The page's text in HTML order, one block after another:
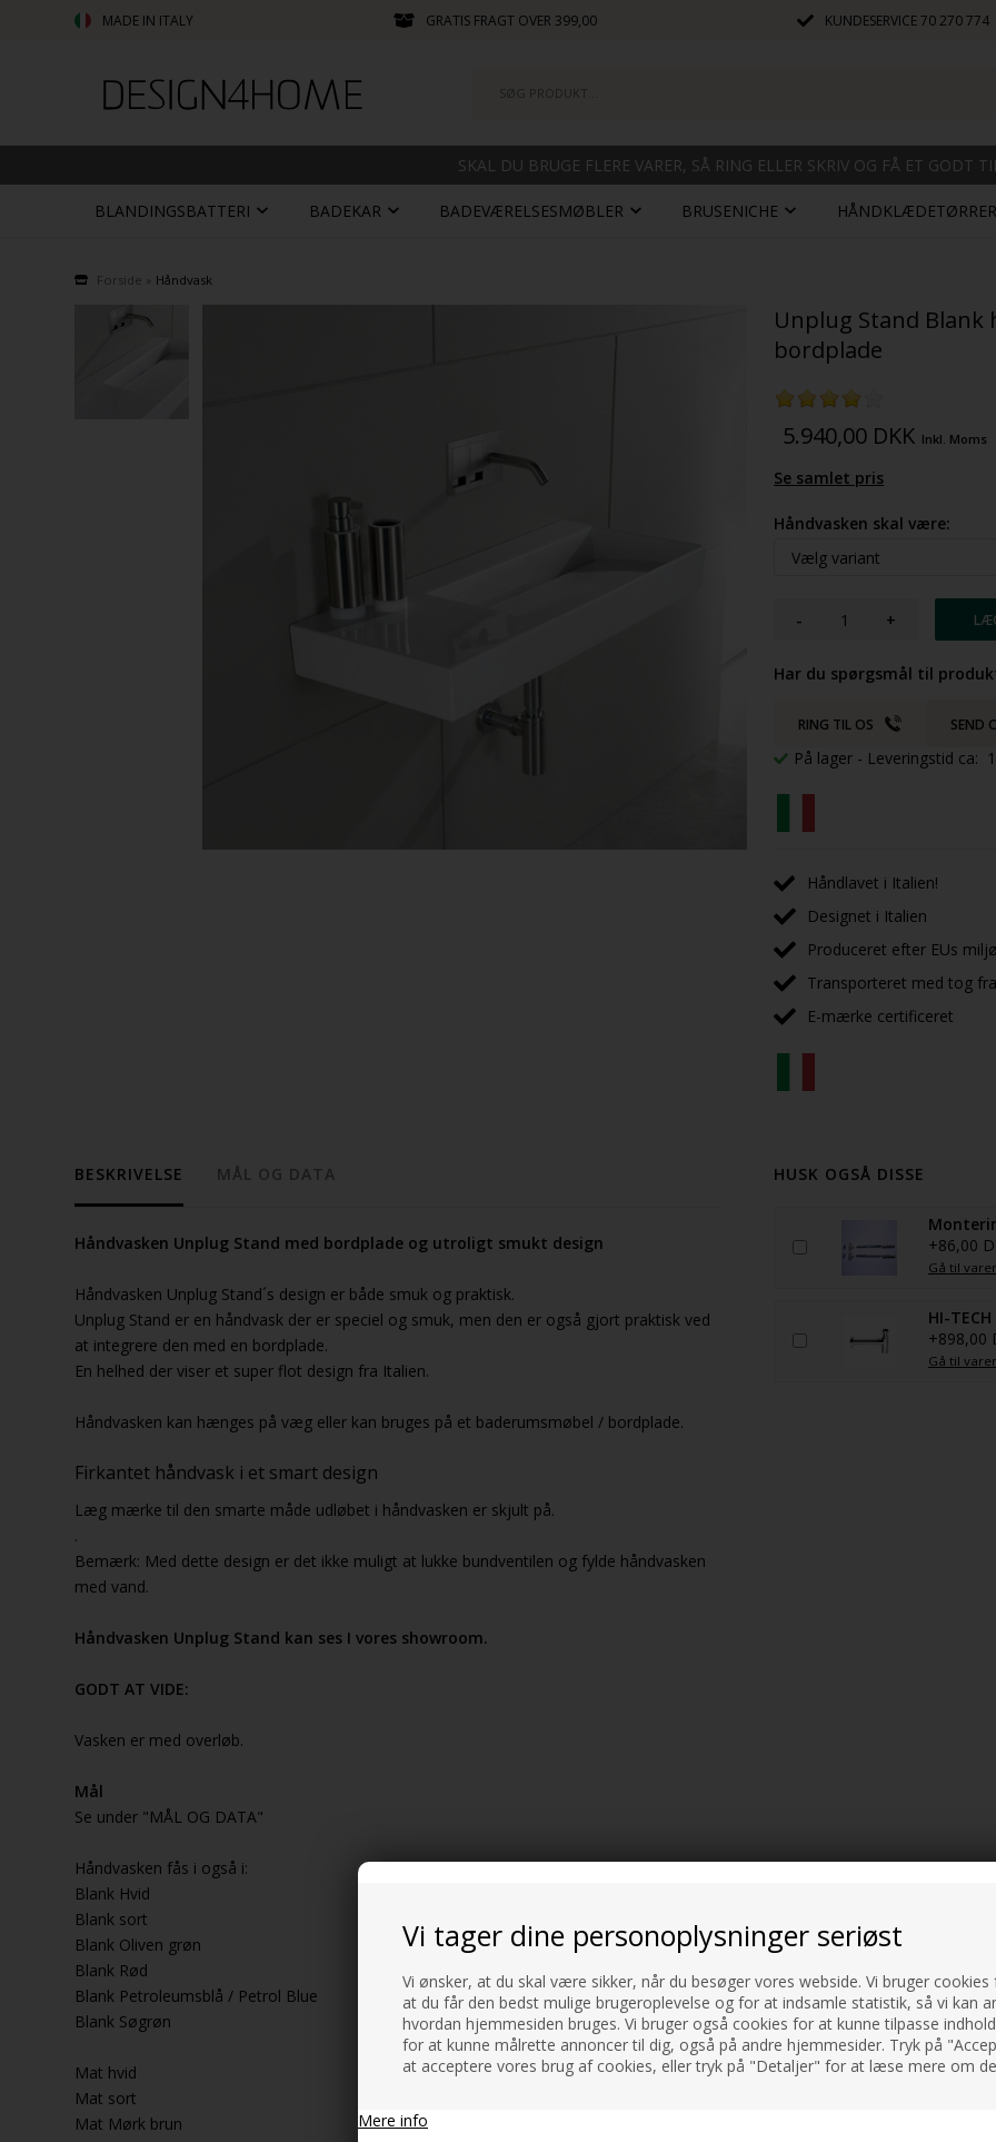
Vi tager dine personoplysninger seriøst
Vi ønsker, at du skal være sikker, når du besøger vores webside. Vi bruger cookies
at du får den bedst mulige brugeroplevelse og for at indsamle statistik, så vi kan
hvordan hjemmesiden bruges. Vi bruger også cookies for at kunne tilpasse
for at kunne målrette annoncer til dig, også på andre hjemmesider. Tryk på
at acceptere vores brug af cookies, eller tryk på "Detaljer" for at læse mere om
Mere info
MADE IN ITALY GRATIS FRAGT OVER 399,00 KUNDESERVICE70 270 774
SKAL DU BRUGE FLERE VARER, SÅ RING ELLER SKRIV OG FÅ ET GODT
BLANDINGSBATTERI BADEKAR BADEVÆRELSESMØBLER BRUSENICHE HÅNDKLÆDETØRRER
Forside Håndvask
Unplug Stand Blank
bordplade
5.940,00 DKK Inkl. Moms
Se samlet pris
Håndvasken skal være:
- +
Har du spørgsmål til
RING TIL OS SEND
På lager - Leveringstid ca:
Håndlavet i Italien!
Designet i Italien
Produceret efter EUs
Transporteret med tog
E-mærke certificeret
BESKRIVELSE MÅL OG DATA
Håndvasken Unplug Stand med bordplade og utroligt smukt design
Håndvasken Unplug Stand´s design er både smuk og praktisk.
Unplug Stand er en håndvask der er speciel og smuk, men den er også gjort praktisk ved
at integrere den med en bordplade.
En helhed der viser et super flot design fra Italien.
Håndvasken kan hænges på væg eller kan bruges på et baderumsmøbel / bordplade.
Firkantet håndvask i et smart design
Læg mærke til den smarte måde udløbet i håndvasken er skjult på.
.
Bemærk: Med dette design er det ikke muligt at lukke bundventilen og fylde håndvasken
med vand.
Håndvasken Unplug Stand kan ses I vores showroom.
GODT AT VIDE:
Vasken er med overløb.
Mål
Se under "MÅL OG DATA"
Håndvasken fås i også i:
Blank Hvid
Blank sort
Blank Oliven grøn
Blank Rød
Blank Petroleumsblå / Petrol Blue
Blank Søgrøn
Mat hvid
Mat sort
Mat Mørk brun
HUSK OGSÅ DISSE
+86,00
Gå til
HI-
+898,00
Gå til